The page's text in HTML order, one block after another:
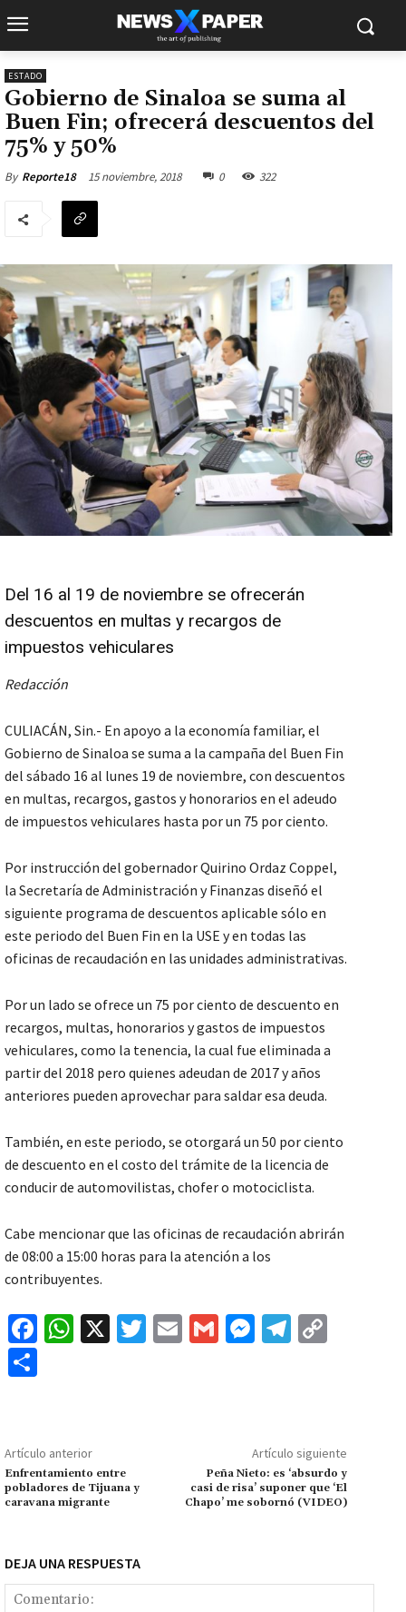
ESTADO
Gobierno de Sinaloa se suma al
Buen Fin; ofrecerá descuentos del
75% y 50%
By Reporte18 15 noviembre, 2018 0 322
Del 16 al 19 de noviembre se ofrecerán
descuentos en multas y recargos de
impuestos vehiculares
Redacción
CULIACÁN, Sin.- En apoyo a la economía familiar, el
Gobierno de Sinaloa se suma a la campaña del Buen Fin
del sábado 16 al lunes 19 de noviembre, con descuentos
en multas, recargos, gastos y honorarios en el adeudo
de impuestos vehiculares hasta por un 75 por ciento.
Por instrucción del gobernador Quirino Ordaz Coppel,
la Secretaría de Administración y Finanzas diseñó el
siguiente programa de descuentos aplicable sólo en
este periodo del Buen Fin en la USE y en todas las
oficinas de recaudación en las unidades administrativas.
Por un lado se ofrece un 75 por ciento de descuento en
recargos, multas, honorarios y gastos de impuestos
vehiculares, como la tenencia, la cual fue eliminada a
partir del 2018 pero quienes adeudan de 2017 y años
anteriores pueden aprovechar para saldar esa deuda.
También, en este periodo, se otorgará un 50 por ciento
de descuento en el costo del trámite de la licencia de
conducir de automovilistas, chofer o motociclista.
Cabe mencionar que las oficinas de recaudación abrirán
de 08:00 a 15:00 horas para la atención a los
contribuyentes.
Fa
o
k
W
p
p
X
T
E
G
M
ge
r
Te
m Li
n
k
p
ar
tir
Artículo anterior
Enfrentamiento entre
pobladores de Tijuana y
caravana migrante
Artículo siguiente
Peña Nieto: es ‘absurdo y
casi de risa’ suponer que ‘El
Chapo’ me sobornó (VIDEO)
DEJA UNA RESPUESTA